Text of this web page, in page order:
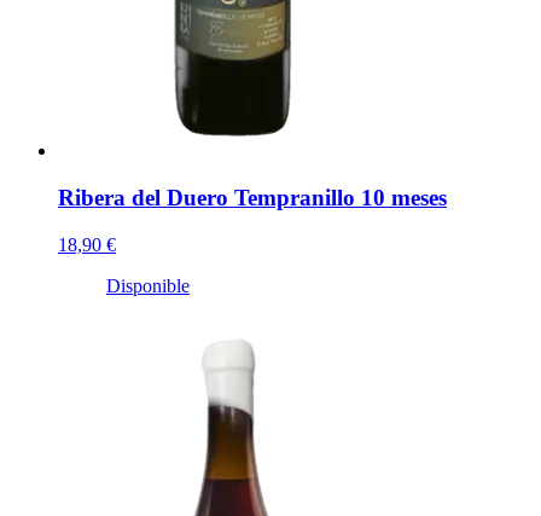
Ribera del Duero Tempranillo 10 meses
18,90 €
Disponible